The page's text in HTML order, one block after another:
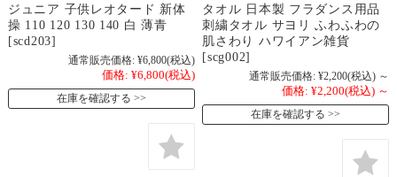
ジュニア 子供レオタード 新体
操 110 120 130 140 白 薄青
[scd203]
通常販売価格: ¥6,800(税込)
価格: ¥6,800(税込)
在庫を確認する
タオル 日本製 フラダンス用品
刺繍タオル サヨリ ふわふわの
肌さわり ハワイアン雑貨
[scg002]
通常販売価格: ¥2,200(税込) ～
価格: ¥2,200(税込) ～
在庫を確認する